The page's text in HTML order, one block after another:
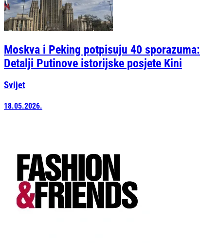
Moskva i Peking potpisuju 40 sporazuma:
Detalji Putinove istorijske posjete Kini
Svijet
18.05.2026.